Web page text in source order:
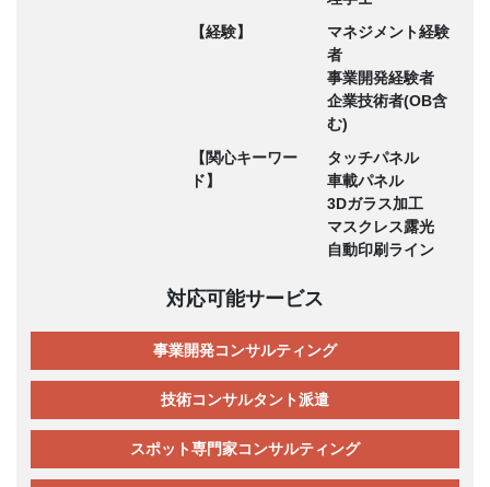
【経験】
マネジメント経験
者
事業開発経験者
企業技術者(OB含
む)
【関心キーワー
ド】
タッチパネル
車載パネル
3Dガラス加工
マスクレス露光
自動印刷ライン
対応可能サービス
事業開発コンサルティング
技術コンサルタント派遣
スポット専門家コンサルティング